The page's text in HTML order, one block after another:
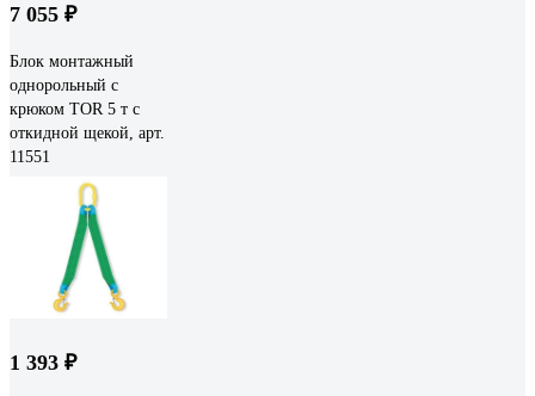
7 055 ₽
Блок монтажный
однорольный с
крюком TOR 5 т с
откидной щекой, арт.
11551
1 393 ₽